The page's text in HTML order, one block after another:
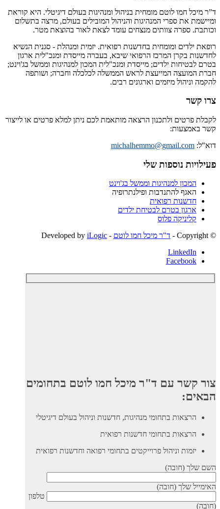
ד”ר מיכל חמו לוטם מומחית בניהול ומנהיגות בעולם דיגיטלי. היא קוראת
ומיישמת את ספרי המנהיגות והניהול המובילים בעולם, מרצה בתשלום
וכותבת. ספרה צוותים מנצחים עומד לצאת לאור בהוצאת מטר.
רופאת ילדים ומומחית בחדשנות רפואית. יזמית ומנהלת - סגנית הנשיא
לחדשנות בקרן המרכז הרפואי שיבא, בעברה מייסדת ומנכ"לית ארגון
בטרם לבטיחות ילדים; מייסדת ומנכ"לית המכון למנהיגות וממשל בג'וינט;
חברת המועצה המייעצת לראש הממשלה לכלכלה וחברה; ושותפה
להקמה וניהול מיזמים וארגונים רבים.
צרו קשר
לקבלת פרטים ולתכנון הרצאה מותאמת לכם ניתן למלא פרטים או לייצור
קשר באמצעות:
דוא"ל: michalhemmo@gmail.com
פעילויות נוספות שלי
המכון למנהיגות וממשל בג'וינט
האגף להתנדבות ופילנתרופיה
חדשנות רפואית
ארגון בטרם לבטיחת ילדים
קליניקה פלוס
© ‫Copyright -
ד"ר מיכל חמו לוטם - Developed by
iLogic
LinkedIn
Facebook
צור קשר עם ד"ר מיכל חמו לוטם בתחומים
הבאים:
הרצאות בתחומי מנהיגות, חדשנות וניהול בעולם דיגיטלי
הרצאות בתחומי חדשנות רפואית
יזמות וניהול פרוייקטים בתחומי רפואה וחדשנות רפואית
השם שלך (חובה)
האימייל שלך (חובה)
טלפון
(חובה)